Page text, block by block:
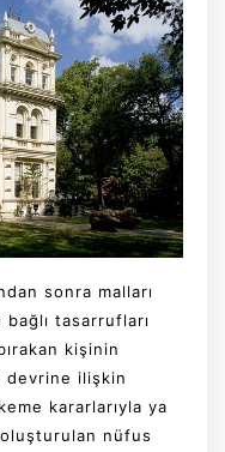
sonra malları
tasarrufları
kişinin
devrine ilişkin
kararlarıyla ya
nüfus